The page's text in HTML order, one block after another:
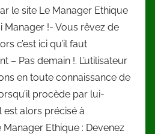
le site Le Manager Ethique
Manager !- Vous rêvez de
c’est ici qu’il faut
– Pas demain !. L’utilisateur
en toute connaissance de
procède par lui-
est alors précisé à
Manager Ethique : Devenez